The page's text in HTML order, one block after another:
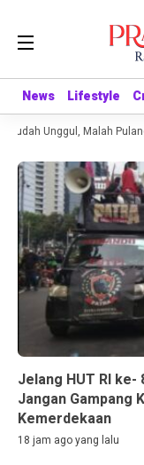
News Lifestyle
News Lifestyle
Unggul, Malah
Jelang HUT RI ke-
Jangan Gampang
Kemerdekaan
18 jam ago yang lalu